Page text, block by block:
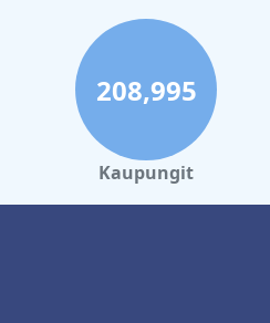
208,995
Kaupungit